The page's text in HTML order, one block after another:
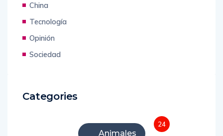
China
Tecnología
Opinión
Sociedad
Categories
Animales
24